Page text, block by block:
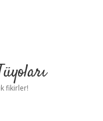
fikirler!